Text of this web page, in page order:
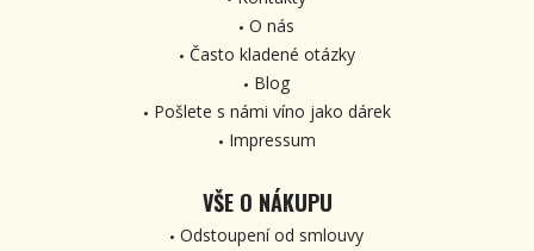
O nás
Často kladené otázky
Blog
Pošlete s námi víno jako dárek
Impressum
VŠE O NÁKUPU
Odstoupení od smlouvy